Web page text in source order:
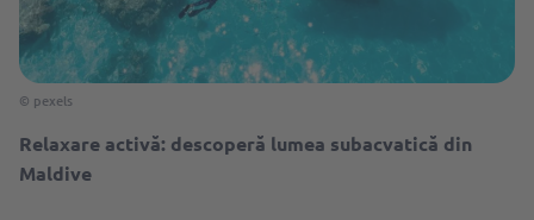
© pexels
Relaxare activă: descoperă lumea subacvatică din
Maldive